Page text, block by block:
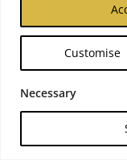
Customise
Necessary